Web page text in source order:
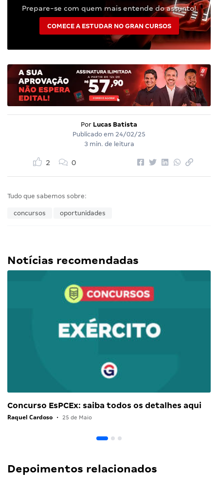
Prepare-se com quem mais entende do assunto!
COMECE A ESTUDAR NO GRAN CURSOS
Por Lucas Batista
Publicado em 24/02/25
3 min. de leitura
2 0
Tudo que sabemos sobre:
concursos oportunidades
Notícias recomendadas
Concurso EsPCEx: saiba todos os detalhes aqui
Raquel Cardoso • 25 de Maio
Depoimentos relacionados